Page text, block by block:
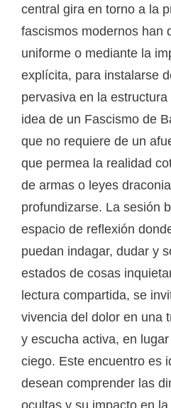
central gira en torno a la
fascismos modernos han
uniforme o mediante la
explícita, para instalarse
pervasiva en la
idea de un Fascismo de
que no requiere de un
que permea la realidad
de armas o leyes
profundizarse. La sesión
espacio de reflexión
puedan indagar, dudar y
estados de cosas
lectura compartida, se
vivencia del dolor en una
y escucha activa, en
ciego. Este encuentro es
desean comprender las
ocultas y su impacto en